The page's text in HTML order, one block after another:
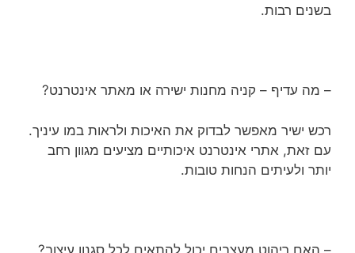
בשנים רבות.
– מה עדיף – קניה מחנות ישירה או מאתר אינטרנט?
רכש ישיר מאפשר לבדוק את האיכות ולראות במו עיניך.
עם זאת, אתרי אינטרנט איכותיים מציעים מגוון רחב
יותר ולעיתים הנחות טובות.
– האם ריהוט מעצבים יכול להתאים לכל סגנון עיצוב?